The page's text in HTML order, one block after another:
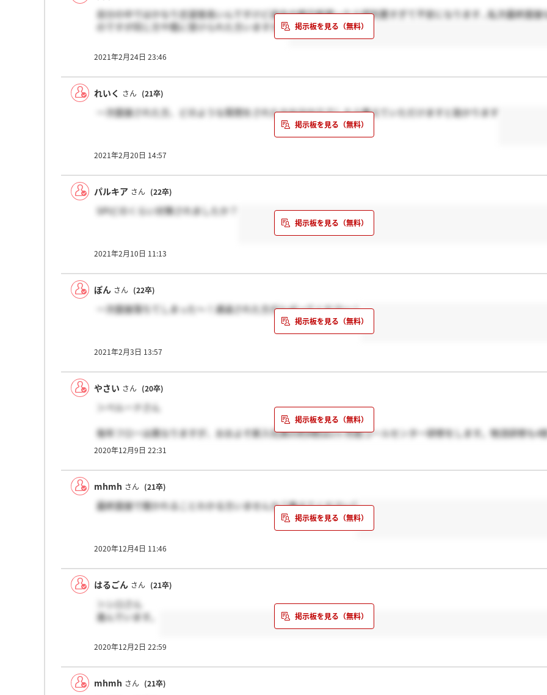
自分の中ではかなり志望度高いんですけど過去の掲示板遡ったら評判悪すぎて不安になります...私次最終面接
のですが同じ方や既に受けられた方いますか？
2021年2月24日 23:46
れいく さん (21卒)
一次面接された方、どのような質問をされたかお分かりでしたら教えていただけますと助かります
2021年2月20日 14:57
パルキア さん (22卒)
SPIどのくらい対策されましたか？
2021年2月10日 11:13
ぽん さん (22卒)
一次面接落ちてしまった～！通過された方がんばってください！
2021年2月3日 13:57
やさい さん (20卒)
＞ペルーナさん
毎年フローは異なりますが、おおよそ新入社員の約8割は2ヶ月弱コールセンター研修をします。物流研修も4
ほどは行くと思います。
2020年12月9日 22:31
mhmh さん (21卒)
最終面接で聞かれることわかる方いませんか？教えてください?
2020年12月4日 11:46
はるごん さん (21卒)
＞シロさん
進んでいます。
2020年12月2日 22:59
mhmh さん (21卒)